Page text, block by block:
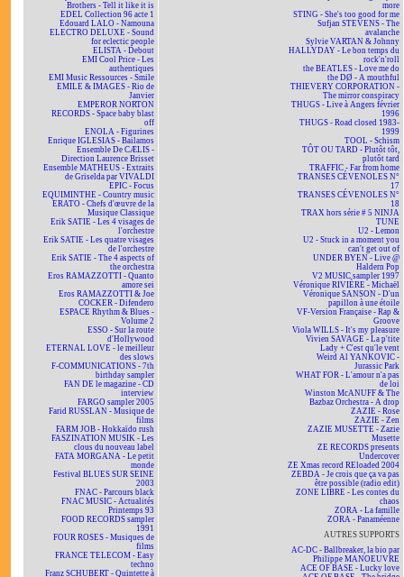
Brothers - Tell it like it is
EDEL Collection 96 acte 1
Edouard LALO - Namouna
ELECTRO DELUXE - Sound
for eclectic people
ELISTA - Debout
EMI Cool Price - Les
authentiques
EMI Music Ressources - Smile
EMILE & IMAGES - Rio de
Janvier
EMPEROR NORTON
RECORDS - Space baby blast
off
ENOLA - Figurines
Enrique IGLESIAS - Bailamos
Ensemble De CÆLIS -
Direction Laurence Brisset
Ensemble MATHEUS - Extraits
de Griselda par VIVALDI
EPIC - Focus
EQUIMINTHE - Country music
ERATO - Chefs d'œuvre de la
Musique Classique
Erik SATIE - Les 4 visages de
l'orchestre
Erik SATIE - Les quatre visages
de l'orchestre
Erik SATIE - The 4 aspects of
the orchestra
Eros RAMAZZOTTI - Quanto
amore sei
Eros RAMAZZOTTI & Joe
COCKER - Difendero
ESPACE Rhythm & Blues -
Volume 2
ESSO - Sur la route
d'Hollywood
ETERNAL LOVE - le meilleur
des slows
F-COMMUNICATIONS - 7th
birthday sampler
FAN DE le magazine - CD
interview
FARGO sampler 2005
Farid RUSSLAN - Musique de
films
FARM JOB - Hokkaïdo rush
FASZINATION MUSIK - Les
clous du nouveau label
FATA MORGANA - Le petit
monde
Festival BLUES SUR SEINE
2003
FNAC - Parcours black
FNAC MUSIC - Actualités
Printemps 93
FOOD RECORDS sampler
1991
FOUR ROSES - Musiques de
films
FRANCE TELECOM - Easy
techno
Franz SCHUBERT - Quintette à
more
STING - She's too good for me
Sufjan STEVENS - The
avalanche
Sylvie VARTAN & Johnny
HALLYDAY - Le bon temps du
rock'n'roll
the BEATLES - Love me do
the DØ - A mouthful
THIEVERY CORPORATION -
The mirror conspiracy
THUGS - Live à Angers février
1996
THUGS - Road closed 1983-
1999
TOOL - Schism
TÔT OU TARD - Plutôt tôt,
plutôt tard
TRAFFIC - Far from home
TRANSES CÉVENOLES N°
17
TRANSES CÉVENOLES N°
18
TRAX hors série # 5 NINJA
TUNE
U2 - Lemon
U2 - Stuck in a moment you
can't get out of
UNDER BYEN - Live @
Haldern Pop
V2 MUSIC sampler 1997
Véronique RIVIÈRE - Michaël
Véronique SANSON - D'un
papillon à une étoile
VF-Version Française - Rap &
Groove
Viola WILLS - It's my pleasure
Vivien SAVAGE - La p'tite
Lady + C'est qu'le vent
Weird Al YANKOVIC -
Jurassic Park
WHAT FOR - L'amour n'a pas
de loi
Winston McANUFF & The
Bazbaz Orchestra - A drop
ZAZIE - Rose
ZAZIE - Zen
ZAZIE MUSETTE - Zazie
Musette
ZE RECORDS presents
Undercover
ZE Xmas record REloaded 2004
ZEBDA - Je crois que ça va pas
être possible (radio edit)
ZONE LIBRE - Les contes du
chaos
ZORA - La famille
ZORA - Panaméenne
AUTRES SUPPORTS
AC-DC - Ballbreaker, la bio par
Philippe MANOEUVRE
ACE OF BASE - Lucky love